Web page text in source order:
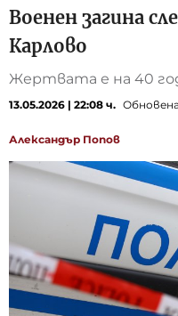
Военен загина
Карлово
Жертвата е на 40
13.05.2026 | 22:08 ч.
Александър Попов